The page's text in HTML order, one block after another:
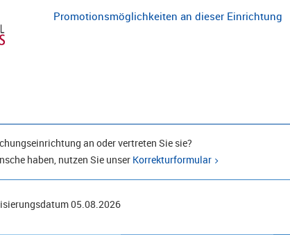
Promotionsmöglichkeiten an dieser Einrichtung
an oder vertreten Sie sie?
haben, nutzen Sie unser Korrekturformular
05.08.2026